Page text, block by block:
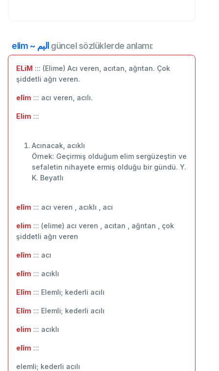
elim ~ اليم güncel sözlüklerde anlamı:
ELiM ::: (Elime) Acı veren, acıtan, ağrıtan. Çok
şiddetli ağrı veren.
elîm ::: acı veren, acılı.
Elim :::
Acınacak, acıklı
Örnek: Geçirmiş olduğum elim sergüzeştin ve
sefaletin nihayete ermiş olduğu bir gündü. Y.
K. Beyatlı
elîm ::: acı veren , acıklı , acı
elim ::: (elime) acı veren , acıtan , ağrıtan , çok
şiddetli ağrı veren
elîm ::: ‬acı
elîm ::: acıklı
Elîm ::: Elemli; kederli acılı
Elîm ::: Elemli; kederli acılı
elim ::: acıklı
elîm :::
elemli; kederli acılı